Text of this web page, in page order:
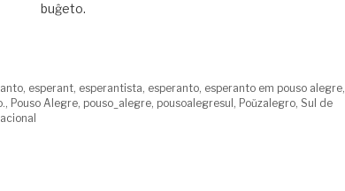
buĝeto.
, esperant, esperantista, esperanto, esperanto em pouso alegre,
, Pouso Alegre, pouso_alegre, pousoalegresul , Poŭzalegro, Sul de